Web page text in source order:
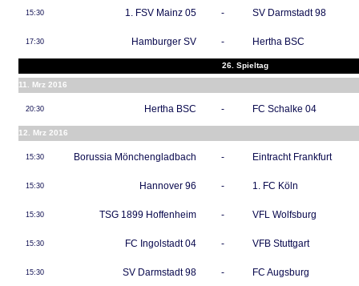
15:30 1. FSV Mainz 05 - SV Darmstadt 98
17:30 Hamburger SV - Hertha BSC
26. Spieltag
11. Mrz 2016
20:30 Hertha BSC - FC Schalke 04
12. Mrz 2016
15:30 Borussia Mönchengladbach - Eintracht Frankfurt
15:30 Hannover 96 - 1. FC Köln
15:30 TSG 1899 Hoffenheim - VFL Wolfsburg
15:30 FC Ingolstadt 04 - VFB Stuttgart
15:30 SV Darmstadt 98 - FC Augsburg